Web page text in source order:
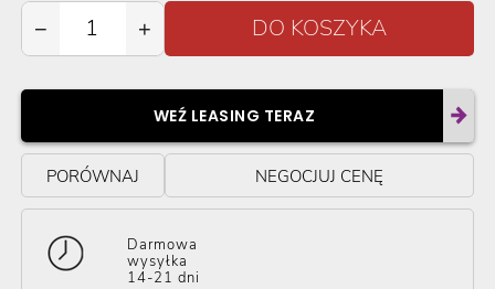
− +
WEŹ LEASING TERAZ
PORÓWNAJ NEGOCJUJ CENĘ
Darmowa
wysyłka
14-21 dni